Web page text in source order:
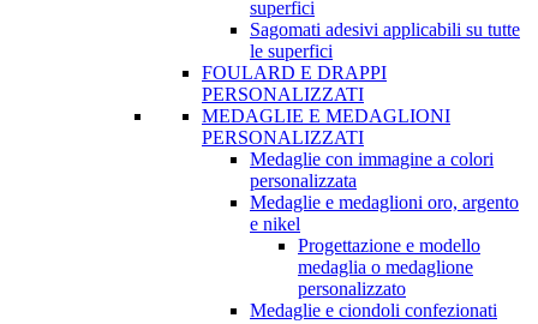
superfici
Sagomati adesivi applicabili su tutte
le superfici
FOULARD E DRAPPI
PERSONALIZZATI
MEDAGLIE E MEDAGLIONI
PERSONALIZZATI
Medaglie con immagine a colori
personalizzata
Medaglie e medaglioni oro, argento
e nikel
Progettazione e modello
medaglia o medaglione
personalizzato
Medaglie e ciondoli confezionati